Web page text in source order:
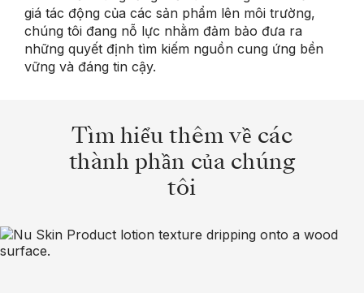
giá tác động của các sản phẩm lên môi trường,
chúng tôi đang nỗ lực nhằm đảm bảo đưa ra
những quyết định tìm kiếm nguồn cung ứng bền
vững và đáng tin cậy.
Tìm hiểu thêm về các
thành phần của chúng
tôi